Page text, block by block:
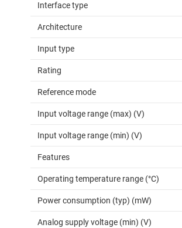
Interface type
Architecture
Input type
Rating
Reference mode
Input voltage range (max) (V)
Input voltage range (min) (V)
Features
Operating temperature range (°C)
Power consumption (typ) (mW)
Analog supply voltage (min) (V)